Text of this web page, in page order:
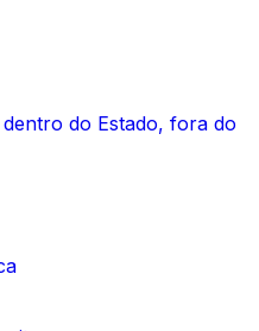
do Estado, fora do